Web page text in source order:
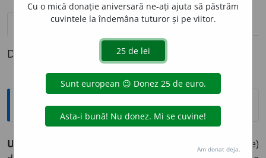
definiții (1) pronunțievolume_up (4)
Definiția cu ID-ul 829246:
Explicative DEX
UZ
A (se) degrada, a (se)
Cu o mică donație aniversară ne-ați ajuta să păstrăm
cuvintele la îndemâna tuturor și pe viitor.
Am donat deja.